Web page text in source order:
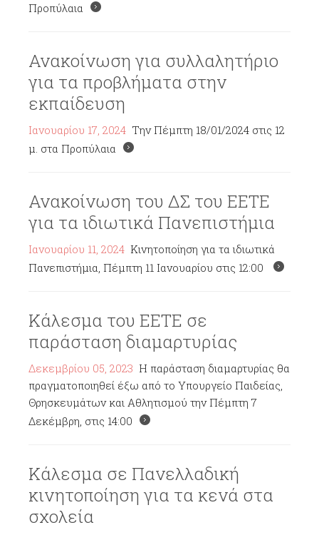
Προπύλαια
Ανακοίνωση για συλλαλητήριο
για τα προβλήματα στην
εκπαίδευση
Ιανουαρίου 17, 2024 Την Πέμπτη 18/01/2024 στις 12
μ. στα Προπύλαια
Ανακοίνωση του ΔΣ του ΕΕΤΕ
για τα ιδιωτικά Πανεπιστήμια
Ιανουαρίου 11, 2024 Κινητοποίηση για τα ιδιωτικά
Πανεπιστήμια, Πέμπτη 11 Ιανουαρίου στις 12:00
Κάλεσμα του ΕΕΤΕ σε
παράσταση διαμαρτυρίας
Δεκεμβρίου 05, 2023 Η παράσταση διαμαρτυρίας θα
πραγματοποιηθεί έξω από το Υπουργείο Παιδείας,
Θρησκευμάτων και Αθλητισμού την Πέμπτη 7
Δεκέμβρη, στις 14:00
Κάλεσμα σε Πανελλαδική
κινητοποίηση για τα κενά στα
σχολεία